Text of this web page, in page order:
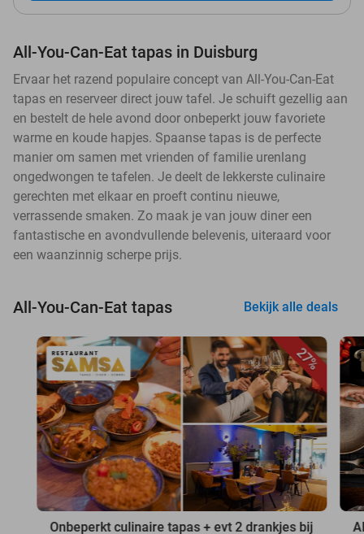
All-You-Can-Eat tapas in Duisburg
Ervaar het razend populaire concept van All-You-Can-Eat
tapas en reserveer direct jouw tafel. Je schuift gezellig aan
en bestelt de hele avond door onbeperkt jouw favoriete
warme en koude hapjes. Spaanse tapas is de perfecte
manier om samen met vrienden of familie urenlang
ongedwongen te tafelen. Je deelt de lekkerste culinaire
gerechten met elkaar en proeft continu nieuwe,
verrassende smaken. Zo maak je van jouw diner een
fantastische en avondvullende belevenis, uiteraard voor
een waanzinnig scherpe prijs.
All-You-Can-Eat tapas Bekijk alle deals
27%
Onbeperkt culinaire tapas + evt 2 drankjes bij